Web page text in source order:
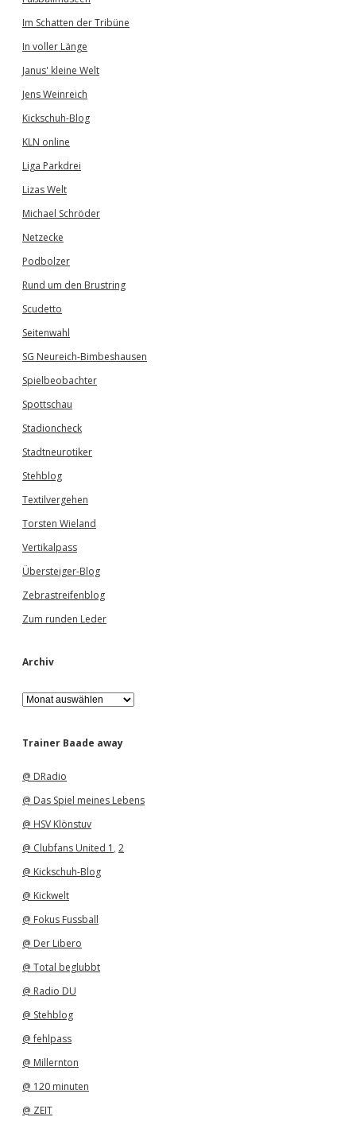
Im Schatten der Tribüne
In voller Länge
Janus' kleine Welt
Jens Weinreich
Kickschuh-Blog
KLN online
Liga Parkdrei
Lizas Welt
Michael Schröder
Netzecke
Podbolzer
Rund um den Brustring
Scudetto
Seitenwahl
SG Neureich-Bimbeshausen
Spielbeobachter
Spottschau
Stadioncheck
Stadtneurotiker
Stehblog
Textilvergehen
Torsten Wieland
Vertikalpass
Übersteiger-Blog
Zebrastreifenblog
Zum runden Leder
Archiv
A
r
h
Trainer Baade away
@ DRadio
@ Das Spiel meines Lebens
@ HSV Klönstuv
@ Clubfans United 1 , 2
@ Kickschuh-Blog
@ Kickwelt
@ Fokus Fussball
@ Der Libero
@ Total beglubbt
@ Radio DU
@ Stehblog
@ fehlpass
@ Millernton
@ 120 minuten
@ ZEIT